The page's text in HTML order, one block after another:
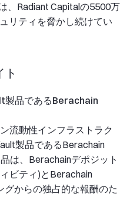
、Radiant Capitalの5500万
リティを脅かし続けてい
ト
製品であるBerachain
流動性インフラストラク
製品であるBerachain
は、Berachainデポジット
ビティ)とBerachain
グからの独占的な報酬のた